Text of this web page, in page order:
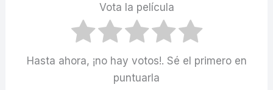
Vota la película
Hasta ahora, ¡no hay votos!. Sé el primero en
puntuarla